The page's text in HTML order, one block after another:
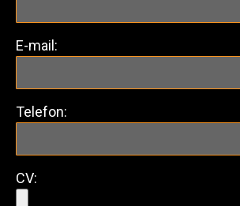
E-mail:
Telefon:
CV: